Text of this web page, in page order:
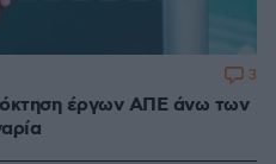
έργων ΑΠΕ άνω των
3